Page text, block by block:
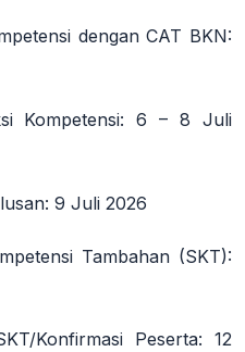
dengan CAT BKN:
Kompetensi: 6 – 8 Juli
: 9 Juli 2026
Tambahan (SKT):
Konfirmasi Peserta: 12